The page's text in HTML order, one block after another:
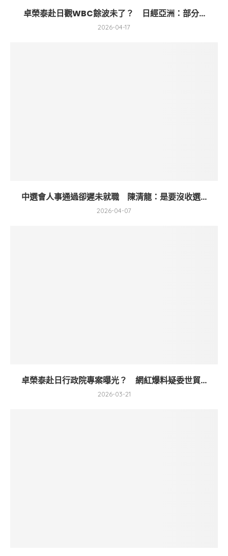
卓榮泰赴日觀WBC餘波未了？ 日經亞洲：部分...
2026-04-17
中選會人事通過卻遲未就職 陳清龍：是要沒收選...
2026-04-07
卓榮泰赴日行政院專案曝光？ 網紅爆料疑委世貿...
2026-03-21